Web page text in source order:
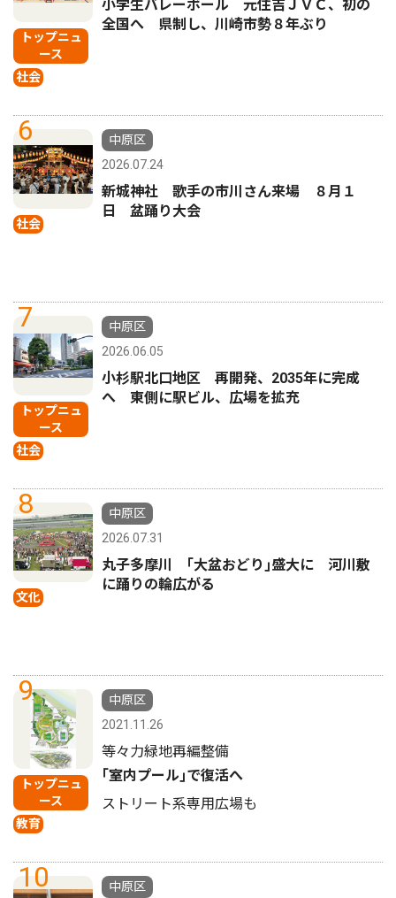
トップニュ
ース
社会
小学生バレーボール 元住吉ＪＶＣ、初の
全国へ 県制し、川崎市勢８年ぶり
6
社会
中原区
2026.07.24
新城神社 歌手の市川さん来場 ８月１
日 盆踊り大会
7
トップニュ
ース
社会
中原区
2026.06.05
小杉駅北口地区 再開発、2035年に完成
へ 東側に駅ビル、広場を拡充
8
文化
中原区
2026.07.31
丸子多摩川 ｢大盆おどり｣盛大に 河川敷
に踊りの輪広がる
9
トップニュ
ース
教育
中原区
2021.11.26
等々力緑地再編整備
｢室内プール｣で復活へ
ストリート系専用広場も
10
中原区